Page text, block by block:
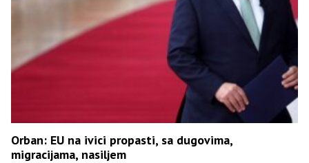
Orban: EU na ivici propasti, sa dugovima,
migracijama, nasiljem